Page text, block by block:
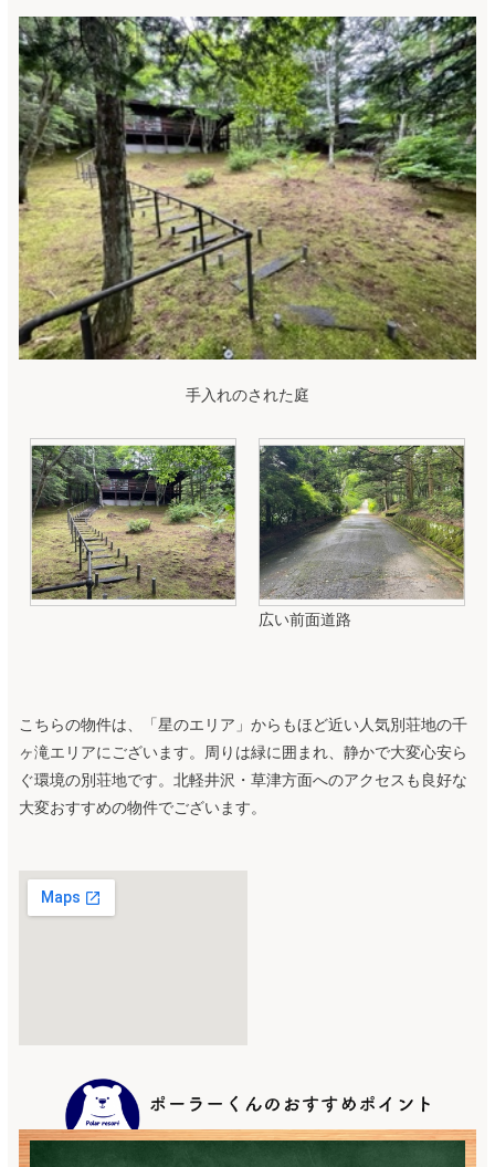
手入れのされた庭
広い前面道路
こちらの物件は、「星のエリア」からもほど近い人気別荘地の千
ヶ滝エリアにございます。周りは緑に囲まれ、静かで大変心安ら
ぐ環境の別荘地です。北軽井沢・草津方面へのアクセスも良好な
大変おすすめの物件でございます。